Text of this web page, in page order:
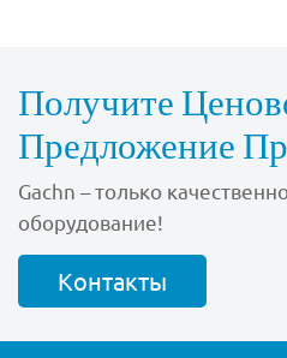
Получите
Предложение
Gachn – только
оборудование!
Контакты